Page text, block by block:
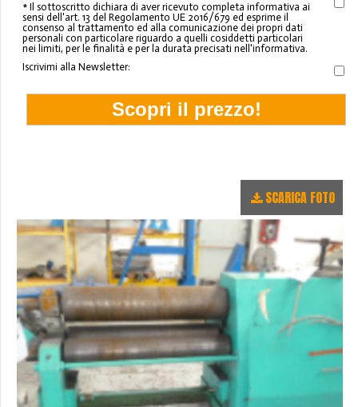
* Il sottoscritto dichiara di aver ricevuto completa informativa ai
sensi dell'art. 13 del Regolamento UE 2016/679 ed esprime il
consenso al trattamento ed alla comunicazione dei propri dati
personali con particolare riguardo a quelli cosiddetti particolari
nei limiti, per le finalità e per la durata precisati nell'informativa.
Iscrivimi alla Newsletter:
SCARICA FOTO